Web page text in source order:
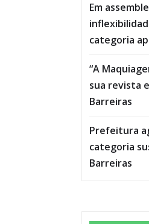
Em
categoria
“A
sua revista
Barreiras
Prefeitura
categoria
Barreiras